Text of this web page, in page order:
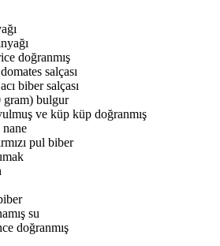
doğranmış
salçası
biber salçası
gram) bulgur
ve küp küp doğranmış
nane
pul biber
su
doğranmış